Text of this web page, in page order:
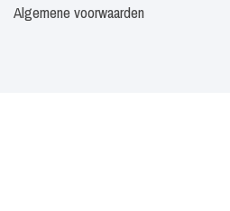
Algemene voorwaarden